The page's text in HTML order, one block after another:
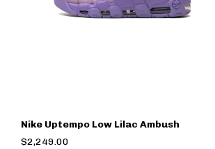
Nike Uptempo Low Lilac Ambush
$2,249.00